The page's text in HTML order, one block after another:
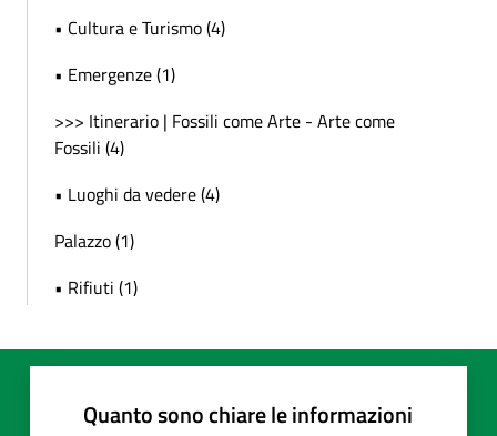
• Cultura e Turismo (4)
• Emergenze (1)
>>> Itinerario | Fossili come Arte - Arte come
Fossili (4)
• Luoghi da vedere (4)
Palazzo (1)
• Rifiuti (1)
Quanto sono chiare le informazioni